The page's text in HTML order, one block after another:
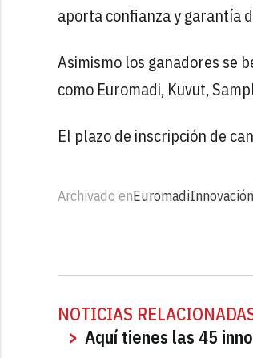
aporta confianza y garantía
Asimismo los ganadores se
como Euromadi, Kuvut,
El plazo de inscripción de
Archivado enEuromadiInnovación
NOTICIAS
Aquí tienes las 45